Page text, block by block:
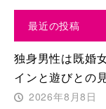
最近の投稿
独身男性は既婚
インと遊びとの
2026年8月8日